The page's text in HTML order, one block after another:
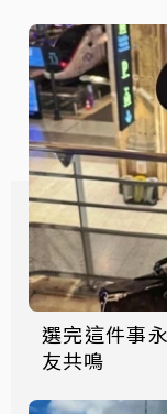
選完這件事
友共鳴